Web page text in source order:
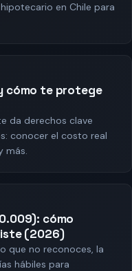
en Chile para
y cómo te protege
da derechos clave
conocer el costo real
más.
cómo
(2026)
que no reconoces, la
hábiles para